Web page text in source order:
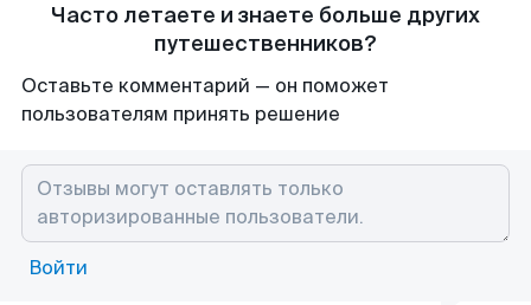
Часто летаете и знаете больше других
путешественников?
Оставьте комментарий — он поможет
пользователям принять решение
Войти